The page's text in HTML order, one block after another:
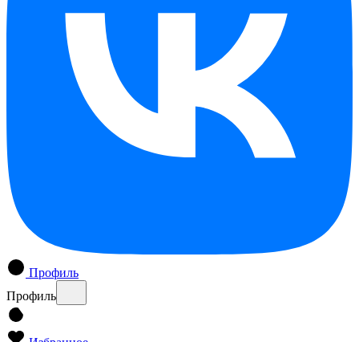
Профиль
Профиль